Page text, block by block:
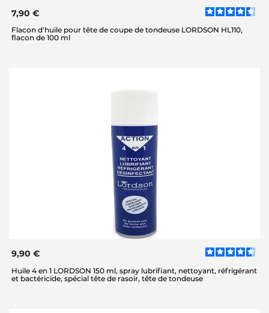
7,90 €
Flacon d'huile pour tête de coupe de tondeuse LORDSON HL110,
flacon de 100 ml
9,90 €
Huile 4 en 1 LORDSON 150 ml, spray lubrifiant, nettoyant, réfrigérant
et bactéricide, spécial tête de rasoir, tête de tondeuse